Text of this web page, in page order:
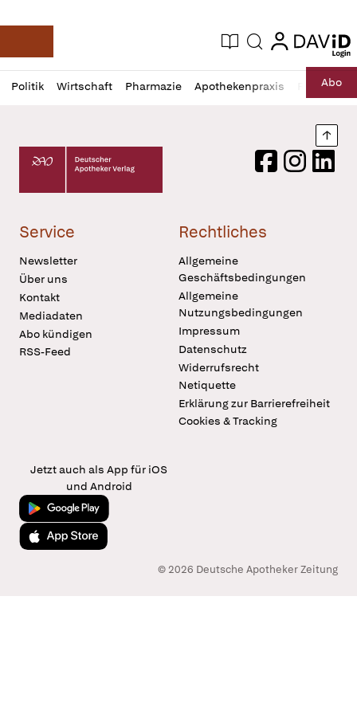
Deutsche Apotheker Zeitung
Aktuelle Ausgabe
Suche login
login
Politik Wirtschaft Pharmazie Apothekenpraxis RechtAbo
Profil
öffnen
Daz
Pur
Deutscher Apotheker Verlag Logo
FacebookInstagram
Service
Newsletter
Über uns
Kontakt
Mediadaten
Abo kündigen
RSS-Feed
Rechtliches
Allgemeine
Geschäftsbedingungen
Allgemeine
Nutzungsbedingungen
Impressum
Datenschutz
Widerrufsrecht
Netiquette
Erklärung zur Barrierefreiheit
Cookies & Tracking
Jetzt auch als App für iOS
und Android
Jetzt bei Google Play
Laden im App Store
© 2026 Deutsche Apotheker Zeitung